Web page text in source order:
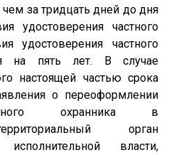
чем за тридцать дней до дня
удостоверения частного
удостоверения частного
на пять лет. В случае
настоящей частью срока
о переоформлении
охранника в
орган
власти,